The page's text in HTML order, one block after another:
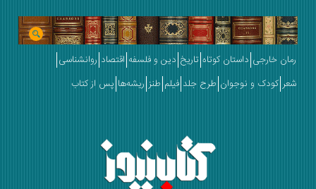
خارجی داستان کوتاه تاریخ دین و فلسفه اقتصاد روانشناسی
کودک و نوجوان طرح جلد فیلم طنز ریشه‌ها پس از کتاب